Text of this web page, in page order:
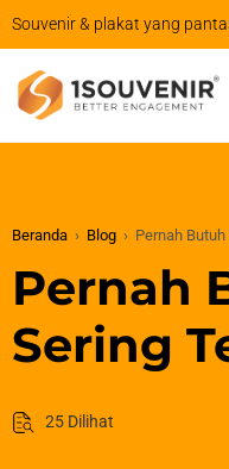
Souvenir & plakat yang
Beranda › Blog › Pernah
Pernah
Sering
25 Dilihat